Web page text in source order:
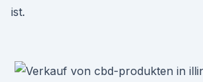
ist.